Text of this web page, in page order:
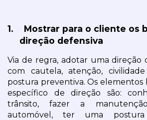
1.
Mostrar para o cliente os
direção defensiva
Via de regra, adotar uma direção
com cautela, atenção,
postura preventiva. Os elementos
específico de direção são:
trânsito, fazer a
automóvel, ter uma